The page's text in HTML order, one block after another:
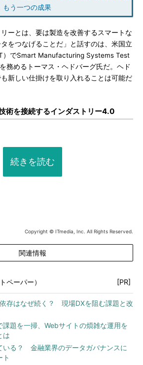
もう一つの成果
ーとは、要は製造を改善するスマートな
をつなげることだ」と話すのは、米国立
）でSmart Manufacturing Systems Test
務めるトーマス・ヘドバーグ氏だ。ヘド
新しい仕掛けを取り入れることは可能だ
術を接続するインダストリー4.0
続きを読む
Copyright © ITmedia, Inc. All Rights Reserved.
関連情報
ペーパー） [PR]
存はなぜ続く？ 現場DXを阻む課題と改
課題を一掃、Webサイトの煩雑な運用を
は
いる？ 金融業界のデータガバナンスに
ト